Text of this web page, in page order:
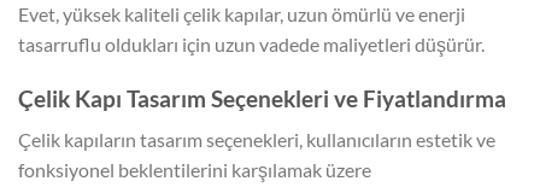
Evet, yüksek kaliteli çelik kapılar, uzun ömürlü ve enerji
tasarruflu oldukları için uzun vadede maliyetleri düşürür.
Çelik Kapı Tasarım Seçenekleri ve Fiyatlandırma
Çelik kapıların tasarım seçenekleri, kullanıcıların estetik ve
fonksiyonel beklentilerini karşılamak üzere